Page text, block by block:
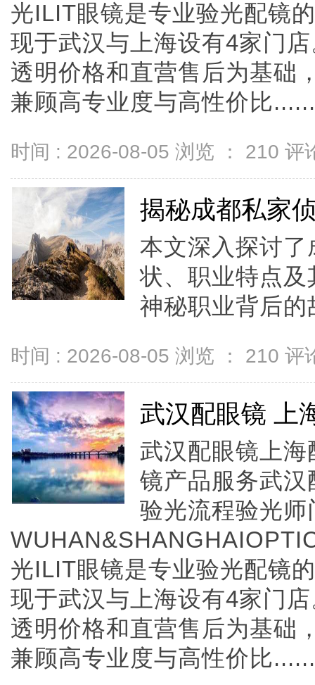
光ILIT眼镜是专业验光配镜
现于武汉与上海设有4家门
透明价格和直营售后为基础
兼顾高专业度与高性价比......
时间 : 2026-08-05 浏览 ： 210 评
揭秘成都私家
本文深入探讨
状、职业特点
神秘职业背后
时间 : 2026-08-05 浏览 ： 210 评
武汉配眼镜 上
武汉配眼镜上
镜产品服务武
验光流程验光
光ILIT眼镜是专业验光配镜
现于武汉与上海设有4家门
透明价格和直营售后为基础
兼顾高专业度与高性价比......